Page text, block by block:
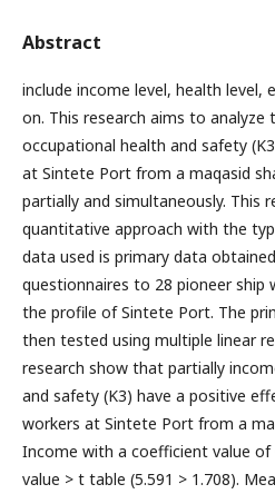
Abstract
include income level, health level,
on. This research aims to analyze
occupational health and safety
at Sintete Port from a maqasid
partially and simultaneously. This
quantitative approach with the
data used is primary data
questionnaires to 28 pioneer ship
the profile of Sintete Port. The
then tested using multiple linear
research show that partially
and safety (K3) have a positive
workers at Sintete Port from a
Income with a coefficient value of
value > t table (5.591 > 1.708).